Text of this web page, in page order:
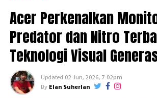
Acer Perkenalkan
Predator dan Nitro
Teknologi Visual
Updated 02 Jun, 2026, 7:02pm
By Elan Suherlan